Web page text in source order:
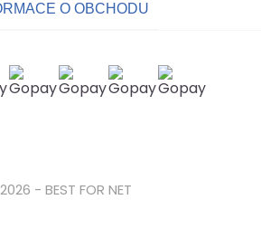
O OBCHODU
- BEST FOR NET